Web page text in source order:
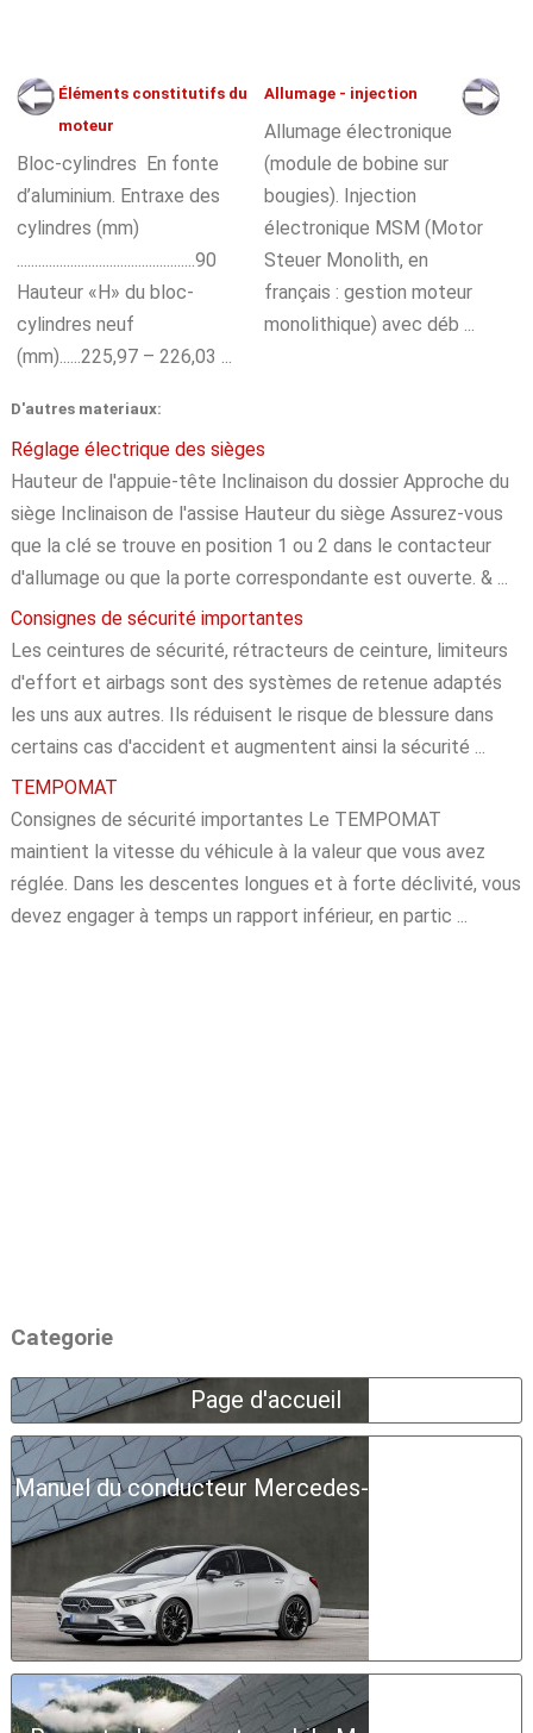
Éléments constitutifs du
moteur
Bloc-cylindres En fonte
d’aluminium. Entraxe des
cylindres (mm)
..................................................90
Hauteur «H» du bloc-
cylindres neuf
(mm)......225,97 – 226,03 ...
Allumage - injection
Allumage électronique
(module de bobine sur
bougies). Injection
électronique MSM (Motor
Steuer Monolith, en
français : gestion moteur
monolithique) avec déb ...
D'autres materiaux:
Réglage électrique des sièges
Hauteur de l'appuie-tête Inclinaison du dossier Approche du
siège Inclinaison de l'assise Hauteur du siège Assurez-vous
que la clé se trouve en position 1 ou 2 dans le contacteur
d'allumage ou que la porte correspondante est ouverte. & ...
Consignes de sécurité importantes
Les ceintures de sécurité, rétracteurs de ceinture, limiteurs
d'effort et airbags sont des systèmes de retenue adaptés
les uns aux autres. Ils réduisent le risque de blessure dans
certains cas d'accident et augmentent ainsi la sécurité ...
TEMPOMAT
Consignes de sécurité importantes Le TEMPOMAT
maintient la vitesse du véhicule à la valeur que vous avez
réglée. Dans les descentes longues et à forte déclivité, vous
devez engager à temps un rapport inférieur, en partic ...
Categorie
Page d'accueil
Manuel du conducteur Mercedes-Benz Classe A